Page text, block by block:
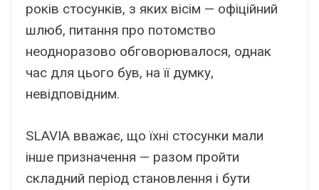
років стосунків, з яких вісім — офіційний
шлюб, питання про потомство
неодноразово обговорювалося, однак
час для цього був, на її думку,
невідповідним.
SLAVIA вважає, що їхні стосунки мали
інше призначення — разом пройти
складний період становлення і бути